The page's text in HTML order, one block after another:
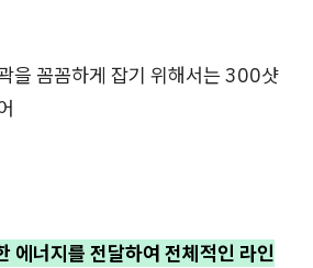
을 꼼꼼하게 잡기 위해서는 300샷
에너지를 전달하여 전체적인 라인